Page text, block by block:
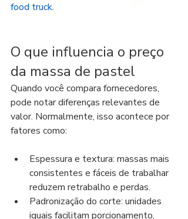
food truck.
O que influencia o preço
da massa de pastel
Quando você compara fornecedores,
pode notar diferenças relevantes de
valor. Normalmente, isso acontece por
fatores como:
Espessura e textura: massas mais
consistentes e fáceis de trabalhar
reduzem retrabalho e perdas.
Padronização do corte: unidades
iguais facilitam porcionamento,